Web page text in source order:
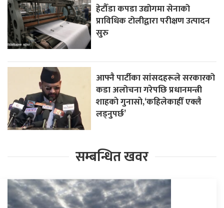
हेटौँडा कपडा उद्योगमा सेनाको
प्राविधिक टोलीद्वारा परीक्षण उत्पादन
सुरु
आफ्नै पार्टीका सांसदहरूले सरकारको
कडा अलोचना गरेपछि प्रधानमन्त्री
शाहकाे गुनासाे,‘कहिलेकाहीँ एक्लै
लड्नुपर्छ’
सम्बन्धित खवर